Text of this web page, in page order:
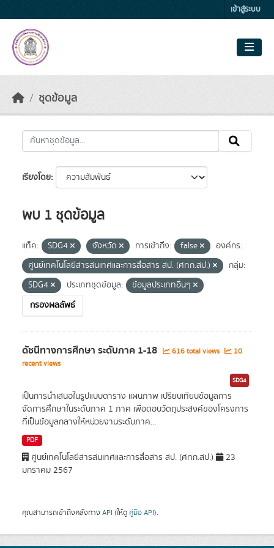
เข้าสู่ระบบ
ชุดข้อมูล
เรียงโดย
พบ 1 ชุดข้อมูล
แท็ค: SDG4 จังหวัด การเข้าถึง: false
องค์กร:
ศูนย์เทคโนโลยีสารสนเทศและการสื่อสาร สป. (ศทก.สป.)
กลุ่ม:
SDG4
ประเภทชุดข้อมูล:
ข้อมูลประเภทอื่นๆ
กรองผลลัพธ์
ดัชนีทางการศึกษา ระดับภาค 1-18 616 total views
10
recent views
SDG4
เป็นการนำเสนอในรูปแบบตาราง แผนภาพ เปรียบเทียบข้อมูลการ
จัดการศึกษาในระดับภาค 1 ภาค เพื่อตอบวัตถุประสงค์ของโครงการ
ที่เป็นข้อมูลกลางให้หน่วยงานระดับภาค...
PDF
ศูนย์เทคโนโลยีสารสนเทศและการสื่อสาร สป. (ศทก.สป.)
23
มกราคม 2567
คุณสามารถเข้าถึงคลังทาง API (ให้ดู คู่มือ API).